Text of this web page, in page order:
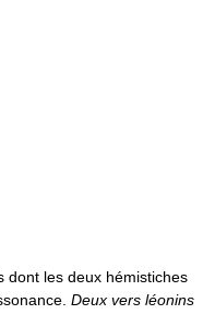
dont les deux hémistiches
Deux vers léonins